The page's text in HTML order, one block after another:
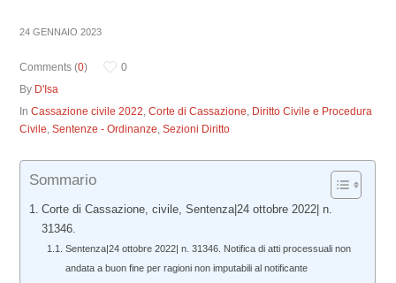
24 GENNAIO 2023
Comments (0)
0
By D'Isa
InCassazione civile 2022,Corte di Cassazione, Diritto Civile e Procedura
Civile,Sentenze - Ordinanze,Sezioni Diritto
Sommario
Corte di Cassazione, civile, Sentenza|24 ottobre 2022| n.
31346.
Sentenza|24 ottobre 2022| n. 31346. Notifica di atti processuali non
andata a buon fine per ragioni non imputabili al notificante